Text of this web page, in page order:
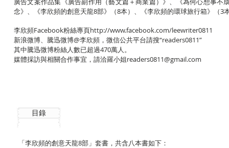
念》、《李欣頻的創意天龍8部》（8本）、《李欣頻的環球旅行箱》（3
李欣頻Facebook粉絲專頁http://www.facebook.com/leewriter0811
新浪微博、騰迅微博@李欣頻，微信公共平台請搜“readers0811”
其中騰迅微博粉絲人數已超過470萬人。
媒體採訪與相關合作事宜，請洽羅小姐readers0811@gmail.com
目錄
「李欣頻的創意天龍8部」套書，共含八本書如下：